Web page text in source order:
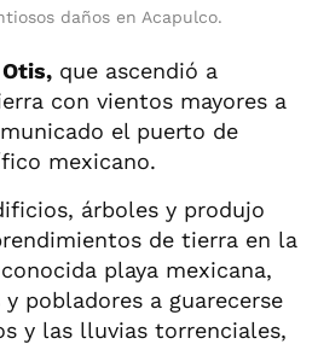
daños en Acapulco.
que ascendió a
con vientos mayores a
el puerto de
mexicano.
árboles y produjo
de tierra en la
playa mexicana,
pobladores a guarecerse
y las lluvias torrenciales,